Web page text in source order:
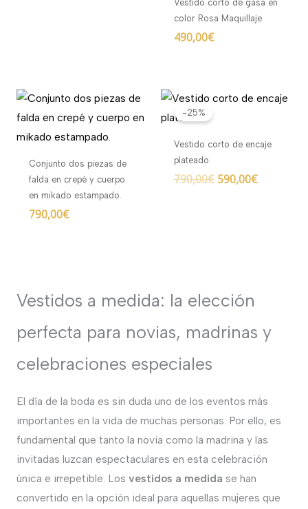
Vestido corto de gasa en
color Rosa Maquillaje
490,00€
Conjunto dos piezas de
falda en crepé y cuerpo
en mikado estampado.
790,00€
-25%
Vestido corto de encaje
plateado.
790,00€
El
790,00€.
590,00€
El
precio
590,00€.
Vestidos a medida: la elección
perfecta para novias, madrinas y
celebraciones especiales
El día de la boda es sin duda uno de los eventos más
importantes en la vida de muchas personas. Por ello, es
fundamental que tanto la novia como la madrina y las
invitadas luzcan espectaculares en esta celebración
única e irrepetible. Los vestidos a medida se han
convertido en la opción ideal para aquellas mujeres que